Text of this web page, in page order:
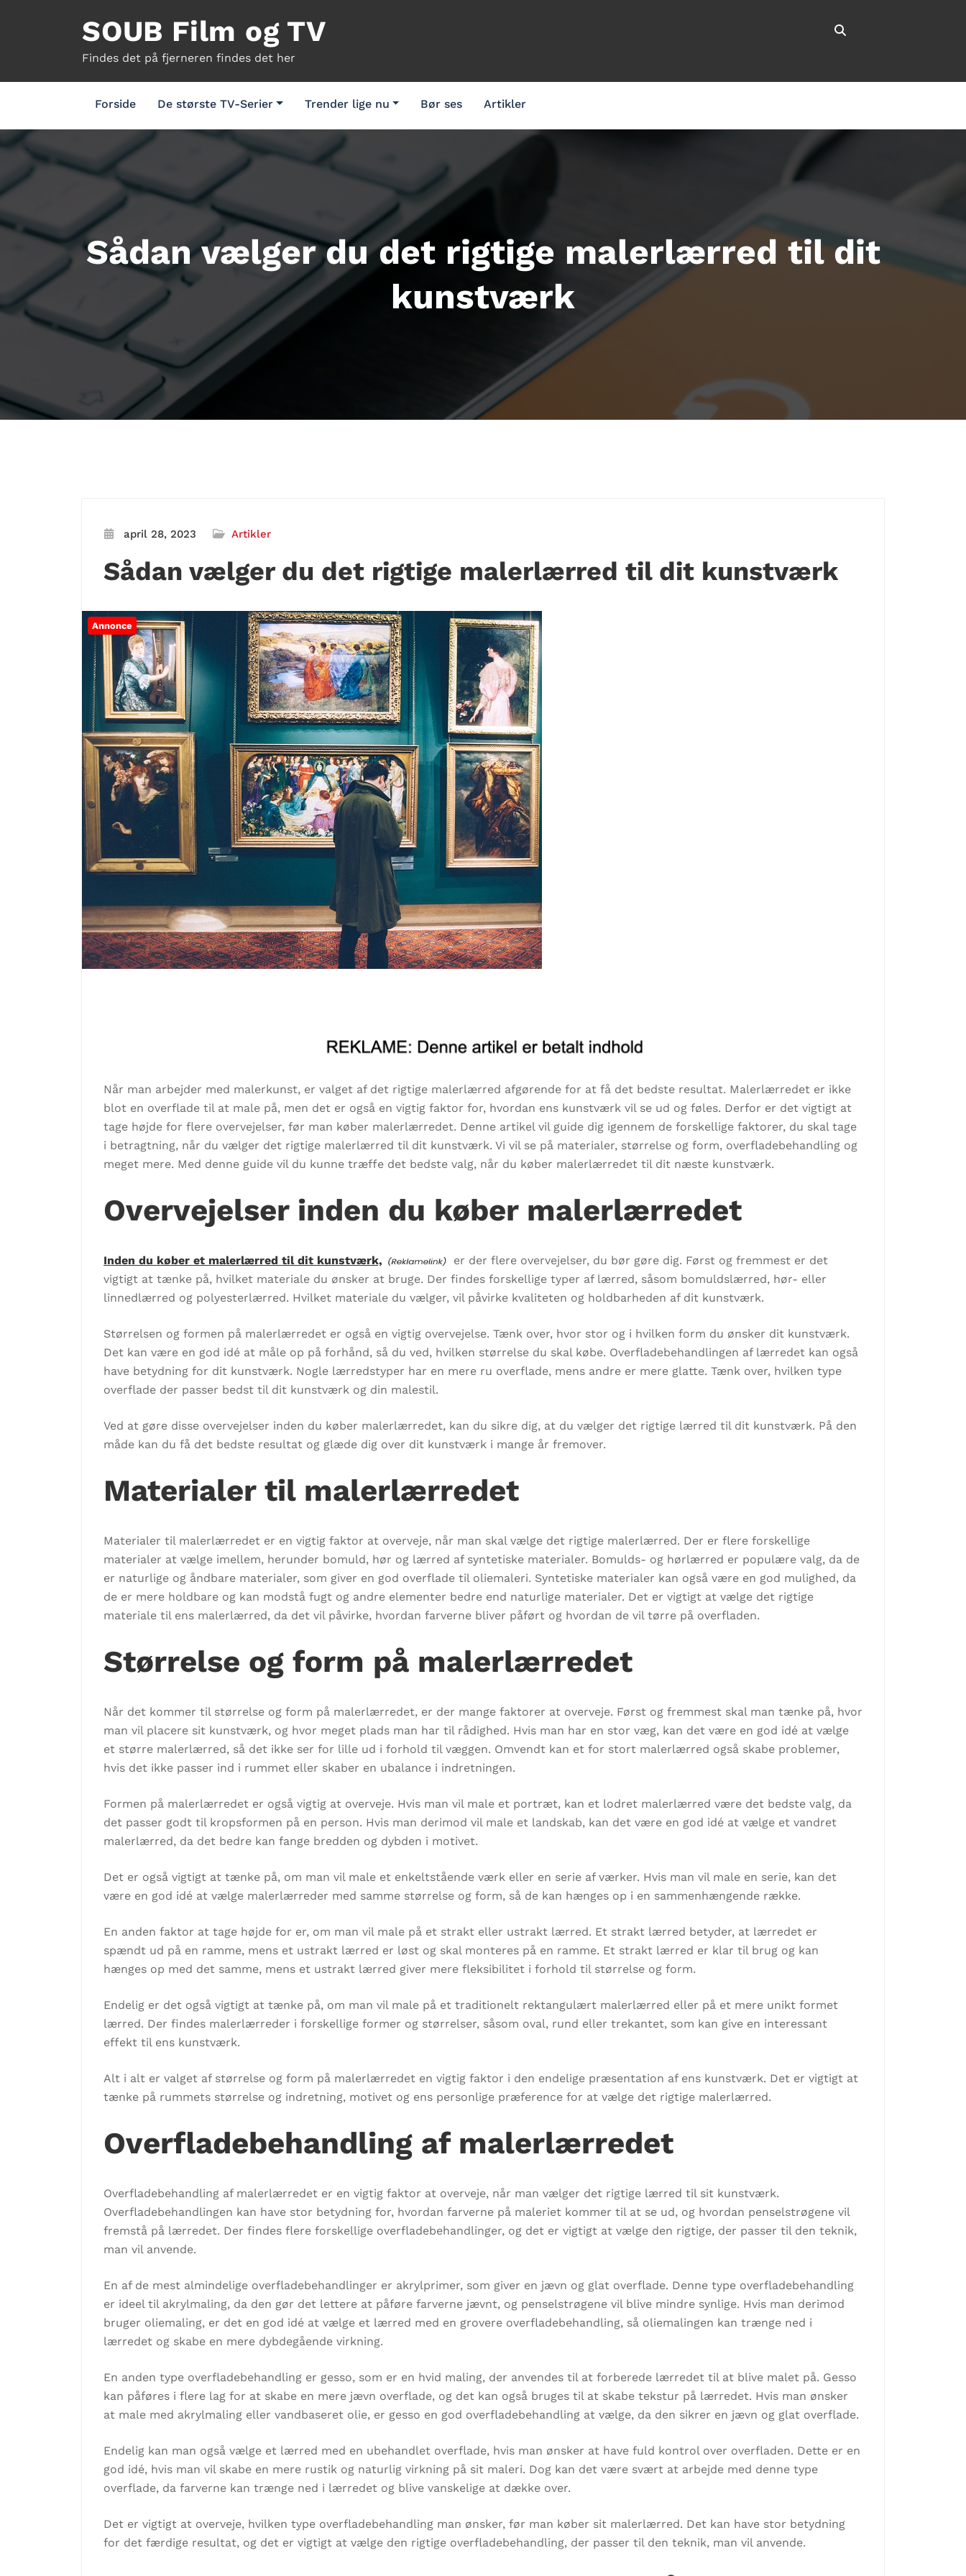
SOUB Film og TV
Findes det på fjerneren findes det her
Forside De største TV-Serier Trender lige nu Bør ses Artikler
Sådan vælger du det rigtige malerlærred til dit
kunstværk
april 28, 2023 Artikler
Sådan vælger du det rigtige malerlærred til dit kunstværk
Annonce
Når man arbejder med malerkunst, er valget af det rigtige malerlærred afgørende for at få det bedste resultat. Malerlærredet er ikke
blot en overflade til at male på, men det er også en vigtig faktor for, hvordan ens kunstværk vil se ud og føles. Derfor er det vigtigt at
tage højde for flere overvejelser, før man køber malerlærredet. Denne artikel vil guide dig igennem de forskellige faktorer, du skal tage
i betragtning, når du vælger det rigtige malerlærred til dit kunstværk. Vi vil se på materialer, størrelse og form, overfladebehandling og
meget mere. Med denne guide vil du kunne træffe det bedste valg, når du køber malerlærredet til dit næste kunstværk.
Overvejelser inden du køber malerlærredet
Inden du køber et malerlærred til dit kunstværk,
er der flere overvejelser, du bør gøre dig. Først og fremmest er det
vigtigt at tænke på, hvilket materiale du ønsker at bruge. Der findes forskellige typer af lærred, såsom bomuldslærred, hør- eller
linnedlærred og polyesterlærred. Hvilket materiale du vælger, vil påvirke kvaliteten og holdbarheden af dit kunstværk.
Størrelsen og formen på malerlærredet er også en vigtig overvejelse. Tænk over, hvor stor og i hvilken form du ønsker dit kunstværk.
Det kan være en god idé at måle op på forhånd, så du ved, hvilken størrelse du skal købe. Overfladebehandlingen af lærredet kan også
have betydning for dit kunstværk. Nogle lærredstyper har en mere ru overflade, mens andre er mere glatte. Tænk over, hvilken type
overflade der passer bedst til dit kunstværk og din malestil.
Ved at gøre disse overvejelser inden du køber malerlærredet, kan du sikre dig, at du vælger det rigtige lærred til dit kunstværk. På den
måde kan du få det bedste resultat og glæde dig over dit kunstværk i mange år fremover.
Materialer til malerlærredet
Materialer til malerlærredet er en vigtig faktor at overveje, når man skal vælge det rigtige malerlærred. Der er flere forskellige
materialer at vælge imellem, herunder bomuld, hør og lærred af syntetiske materialer. Bomulds- og hørlærred er populære valg, da de
er naturlige og åndbare materialer, som giver en god overflade til oliemaleri. Syntetiske materialer kan også være en god mulighed, da
de er mere holdbare og kan modstå fugt og andre elementer bedre end naturlige materialer. Det er vigtigt at vælge det rigtige
materiale til ens malerlærred, da det vil påvirke, hvordan farverne bliver påført og hvordan de vil tørre på overfladen.
Størrelse og form på malerlærredet
Når det kommer til størrelse og form på malerlærredet, er der mange faktorer at overveje. Først og fremmest skal man tænke på, hvor
man vil placere sit kunstværk, og hvor meget plads man har til rådighed. Hvis man har en stor væg, kan det være en god idé at vælge
et større malerlærred, så det ikke ser for lille ud i forhold til væggen. Omvendt kan et for stort malerlærred også skabe problemer,
hvis det ikke passer ind i rummet eller skaber en ubalance i indretningen.
Formen på malerlærredet er også vigtig at overveje. Hvis man vil male et portræt, kan et lodret malerlærred være det bedste valg, da
det passer godt til kropsformen på en person. Hvis man derimod vil male et landskab, kan det være en god idé at vælge et vandret
malerlærred, da det bedre kan fange bredden og dybden i motivet.
Det er også vigtigt at tænke på, om man vil male et enkeltstående værk eller en serie af værker. Hvis man vil male en serie, kan det
være en god idé at vælge malerlærreder med samme størrelse og form, så de kan hænges op i en sammenhængende række.
En anden faktor at tage højde for er, om man vil male på et strakt eller ustrakt lærred. Et strakt lærred betyder, at lærredet er
spændt ud på en ramme, mens et ustrakt lærred er løst og skal monteres på en ramme. Et strakt lærred er klar til brug og kan
hænges op med det samme, mens et ustrakt lærred giver mere fleksibilitet i forhold til størrelse og form.
Endelig er det også vigtigt at tænke på, om man vil male på et traditionelt rektangulært malerlærred eller på et mere unikt formet
lærred. Der findes malerlærreder i forskellige former og størrelser, såsom oval, rund eller trekantet, som kan give en interessant
effekt til ens kunstværk.
Alt i alt er valget af størrelse og form på malerlærredet en vigtig faktor i den endelige præsentation af ens kunstværk. Det er vigtigt at
tænke på rummets størrelse og indretning, motivet og ens personlige præference for at vælge det rigtige malerlærred.
Overfladebehandling af malerlærredet
Overfladebehandling af malerlærredet er en vigtig faktor at overveje, når man vælger det rigtige lærred til sit kunstværk.
Overfladebehandlingen kan have stor betydning for, hvordan farverne på maleriet kommer til at se ud, og hvordan penselstrøgene vil
fremstå på lærredet. Der findes flere forskellige overfladebehandlinger, og det er vigtigt at vælge den rigtige, der passer til den teknik,
man vil anvende.
En af de mest almindelige overfladebehandlinger er akrylprimer, som giver en jævn og glat overflade. Denne type overfladebehandling
er ideel til akrylmaling, da den gør det lettere at påføre farverne jævnt, og penselstrøgene vil blive mindre synlige. Hvis man derimod
bruger oliemaling, er det en god idé at vælge et lærred med en grovere overfladebehandling, så oliemalingen kan trænge ned i
lærredet og skabe en mere dybdegående virkning.
En anden type overfladebehandling er gesso, som er en hvid maling, der anvendes til at forberede lærredet til at blive malet på. Gesso
kan påføres i flere lag for at skabe en mere jævn overflade, og det kan også bruges til at skabe tekstur på lærredet. Hvis man ønsker
at male med akrylmaling eller vandbaseret olie, er gesso en god overfladebehandling at vælge, da den sikrer en jævn og glat overflade.
Endelig kan man også vælge et lærred med en ubehandlet overflade, hvis man ønsker at have fuld kontrol over overfladen. Dette er en
god idé, hvis man vil skabe en mere rustik og naturlig virkning på sit maleri. Dog kan det være svært at arbejde med denne type
overflade, da farverne kan trænge ned i lærredet og blive vanskelige at dække over.
Det er vigtigt at overveje, hvilken type overfladebehandling man ønsker, før man køber sit malerlærred. Det kan have stor betydning
for det færdige resultat, og det er vigtigt at vælge den rigtige overfladebehandling, der passer til den teknik, man vil anvende.